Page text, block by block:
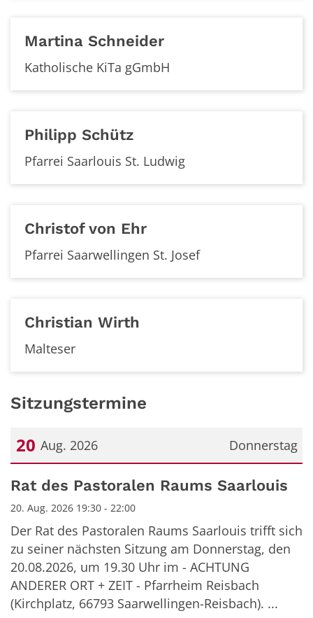
Martina Schneider
Katholische KiTa gGmbH
Philipp Schütz
Pfarrei Saarlouis St. Ludwig
Christofvon Ehr
Pfarrei Saarwellingen St. Josef
Christian Wirth
Malteser
Sitzungstermine
Donnerstag
20 Aug. 2026
Datum: 20. August 2026
Rat des Pastoralen Raums Saarlouis
20. Aug. 2026 19:30 - 22:00
Der Rat des Pastoralen Raums Saarlouis trifft sich
zu seiner nächsten Sitzung am Donnerstag, den
20.08.2026, um 19.30 Uhr im - ACHTUNG
ANDERER ORT + ZEIT - Pfarrheim Reisbach
(Kirchplatz, 66793 Saarwellingen-Reisbach). ...